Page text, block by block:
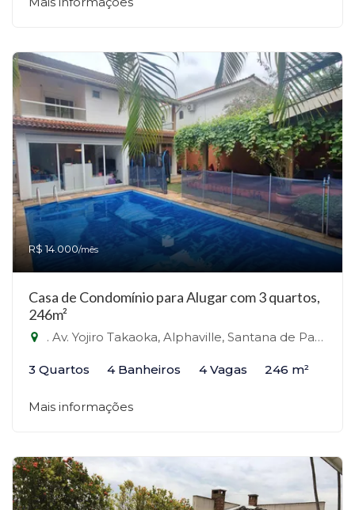
R$ 14.000/mês
Casa de Condomínio para Alugar com 3 quartos,
246m²
. Av. Yojiro Takaoka, Alphaville, Santana de Parnaíba, SP - Alphaville, Santana de Parnaíba-SP
3 Quartos 4 Banheiros 4 Vagas 246 m²
Mais informações